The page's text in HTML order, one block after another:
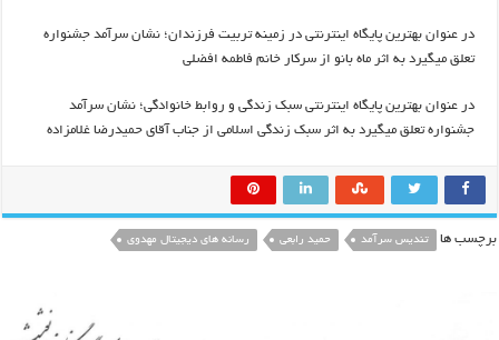
در عنوان بهترین پایگاه اینترنتی در زمینه تربیت فرزندان؛ نشان سرآمد جشنواره
تعلق می­گیرد به اثر ماه بانو از سرکار خانم فاطمه افضلی
در عنوان بهترین پایگاه اینترنتی سبک زندگی و روابط خانوادگی؛ نشان سرآمد
جشنواره تعلق می­گیرد به اثر سبک زندگی اسلامی از جناب آقای حمیدرضا غلامزاده
برچسب ها تندیس سرآمد حمید رابعی رسانه های دیجیتال مهدوی